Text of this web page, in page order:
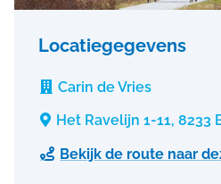
Locatiegegevens
 Carin de Vries
 Het Ravelijn 1-11, 8233
 Bekijk de route naar